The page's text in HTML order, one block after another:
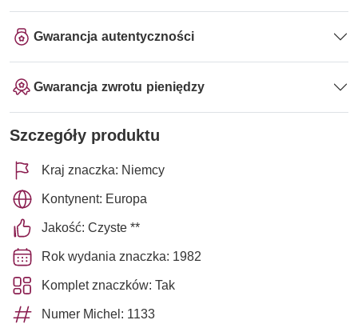
Gwarancja autentyczności
Gwarancja zwrotu pieniędzy
Szczegóły produktu
Kraj znaczka: Niemcy
Kontynent: Europa
Jakość: Czyste **
Rok wydania znaczka: 1982
Komplet znaczków: Tak
Numer Michel: 1133